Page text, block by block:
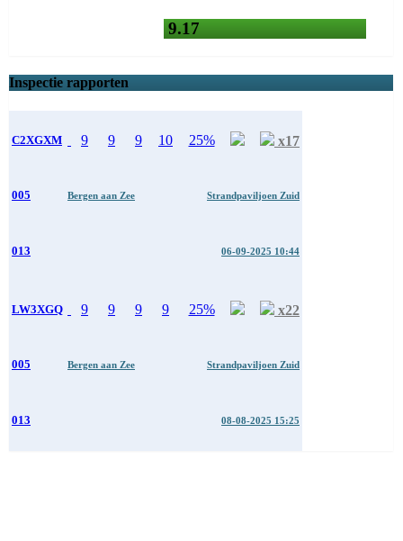
9.17
Inspectie rapporten
C2XGXM 9 9 9 10 25% x17
005 Bergen aan Zee Strandpaviljoen Zuid
013 06-09-2025 10:44
LW3XGQ 9 9 9 9 25% x22
005 Bergen aan Zee Strandpaviljoen Zuid
013 08-08-2025 15:25